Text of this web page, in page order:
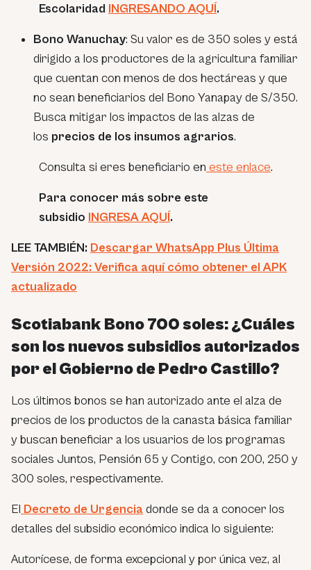
Escolaridad INGRESANDO AQUÍ.
Bono Wanuchay: Su valor es de 350 soles y está
dirigido a los productores de la agricultura familiar
que cuentan con menos de dos hectáreas y que
no sean beneficiarios del Bono Yanapay de S/350.
Busca mitigar los impactos de las alzas de
los precios de los insumos agrarios.
Consulta si eres beneficiario en este enlace.
Para conocer más sobre este
subsidio INGRESA AQUÍ.
LEE TAMBIÉN: Descargar WhatsApp Plus Última
Versión 2022: Verifica aquí cómo obtener el APK
actualizado
Scotiabank Bono 700 soles: ¿Cuáles
son los nuevos subsidios autorizados
por el Gobierno de Pedro Castillo?
Los últimos bonos se han autorizado ante el alza de
precios de los productos de la canasta básica familiar
y buscan beneficiar a los usuarios de los programas
sociales Juntos, Pensión 65 y Contigo, con 200, 250 y
300 soles, respectivamente.
El Decreto de Urgencia donde se da a conocer los
detalles del subsidio económico indica lo siguiente:
Autorícese, de forma excepcional y por única vez, al